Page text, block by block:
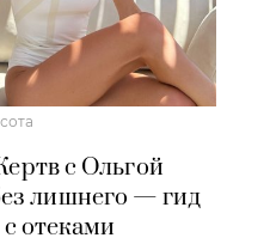
с Ольгой
лишнего — гид
отеками